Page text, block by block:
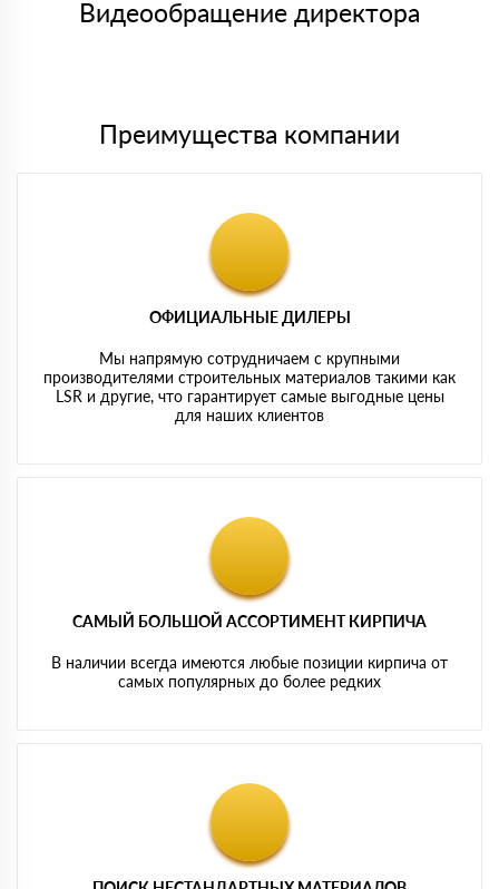
либо Вы забираете товар со склада самовывоза.
Видеообращение директора
Преимущества компании
ОФИЦИАЛЬНЫЕ ДИЛЕРЫ
Мы напрямую сотрудничаем с крупными
производителями строительных материалов такими как
LSR и другие, что гарантирует самые выгодные цены
для наших клиентов
САМЫЙ БОЛЬШОЙ АССОРТИМЕНТ КИРПИЧА
В наличии всегда имеются любые позиции кирпича от
самых популярных до более редких